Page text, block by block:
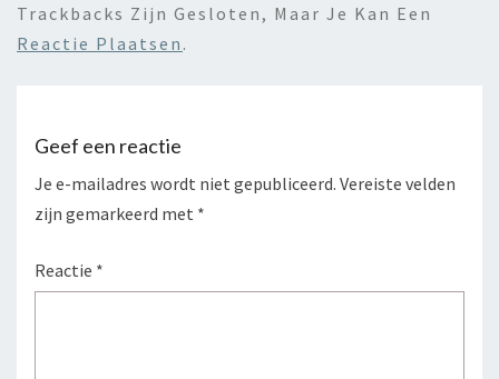
Trackbacks Zijn Gesloten, Maar Je Kan Een
Reactie Plaatsen .
Geef een reactie
Je e-mailadres wordt niet gepubliceerd. Vereiste velden
zijn gemarkeerd met *
Reactie *